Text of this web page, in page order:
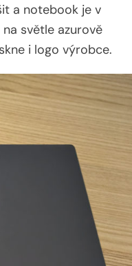
a notebook je v
světle azurově
i logo výrobce.